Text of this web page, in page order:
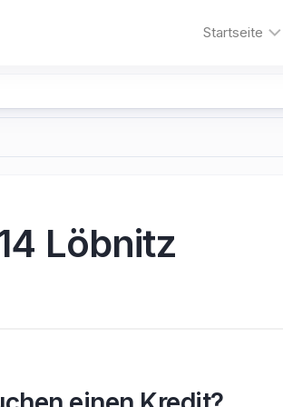
Startseite
Motorrad-
nur
Löbnitz